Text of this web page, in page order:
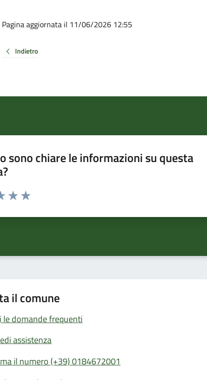
Pagina aggiornata il 11/06/2026 12:55
Indietro
sono chiare le informazioni su questa
5 stelle la pagina
il comune
le domande frequenti
assistenza
il numero (+39) 0184672001